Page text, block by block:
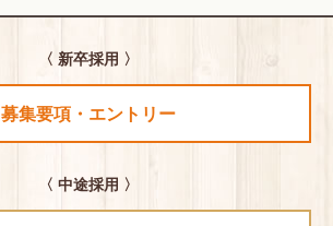
〈 新卒採用 〉
募集要項・エントリー
〈 中途採用 〉